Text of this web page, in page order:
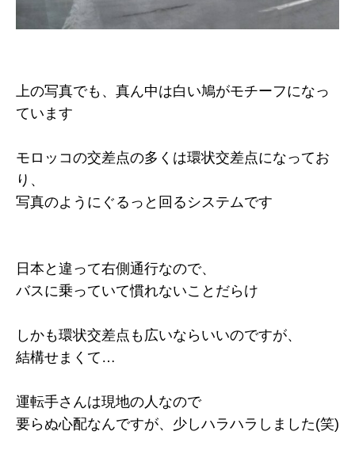
上の写真でも、真ん中は白い鳩がモチーフになっ
ています
モロッコの交差点の多くは環状交差点になってお
り、
写真のようにぐるっと回るシステムです
日本と違って右側通行なので、
バスに乗っていて慣れないことだらけ
しかも環状交差点も広いならいいのですが、
結構せまくて…
運転手さんは現地の人なので
要らぬ心配なんですが、少しハラハラしました(笑)